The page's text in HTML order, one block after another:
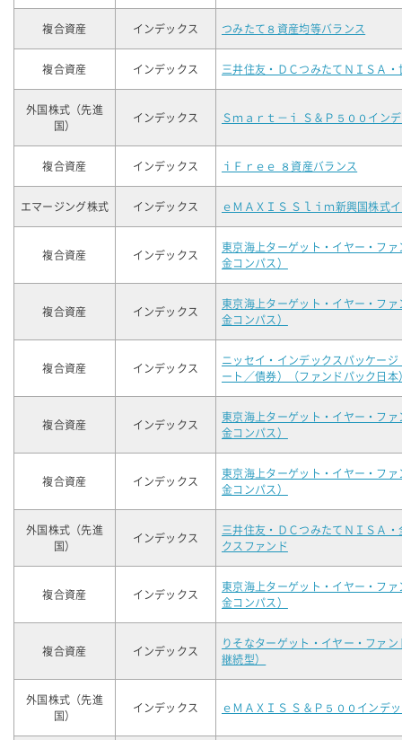
複合資産 インデックス つみたて８資産均等バランス
複合資産 インデックス 三井住友・ＤＣつみたてＮＩＳＡ
外国株式（先進
国）
インデックス Ｓｍａｒｔ－ｉ Ｓ＆Ｐ５００イン
複合資産 インデックス ｉＦｒｅｅ ８資産バランス
エマージング株式 インデックス ｅＭＡＸＩＳ Ｓｌｉｍ新興国株式
複合資産 インデックス
東京海上ターゲット・イヤー・ファ
金コンパス）
複合資産 インデックス
東京海上ターゲット・イヤー・ファ
金コンパス）
複合資産 インデックス
ニッセイ・インデックスパッケー
ート／債券）（ファンドパック日本
複合資産 インデックス
東京海上ターゲット・イヤー・ファ
金コンパス）
複合資産 インデックス
東京海上ターゲット・イヤー・ファ
金コンパス）
外国株式（先進
国）
インデックス
三井住友・ＤＣつみたてＮＩＳＡ
クスファンド
複合資産 インデックス
東京海上ターゲット・イヤー・ファ
金コンパス）
複合資産 インデックス
りそなターゲット・イヤー・ファ
継続型）
外国株式（先進
国）
インデックス ｅＭＡＸＩＳ Ｓ＆Ｐ５００インデ